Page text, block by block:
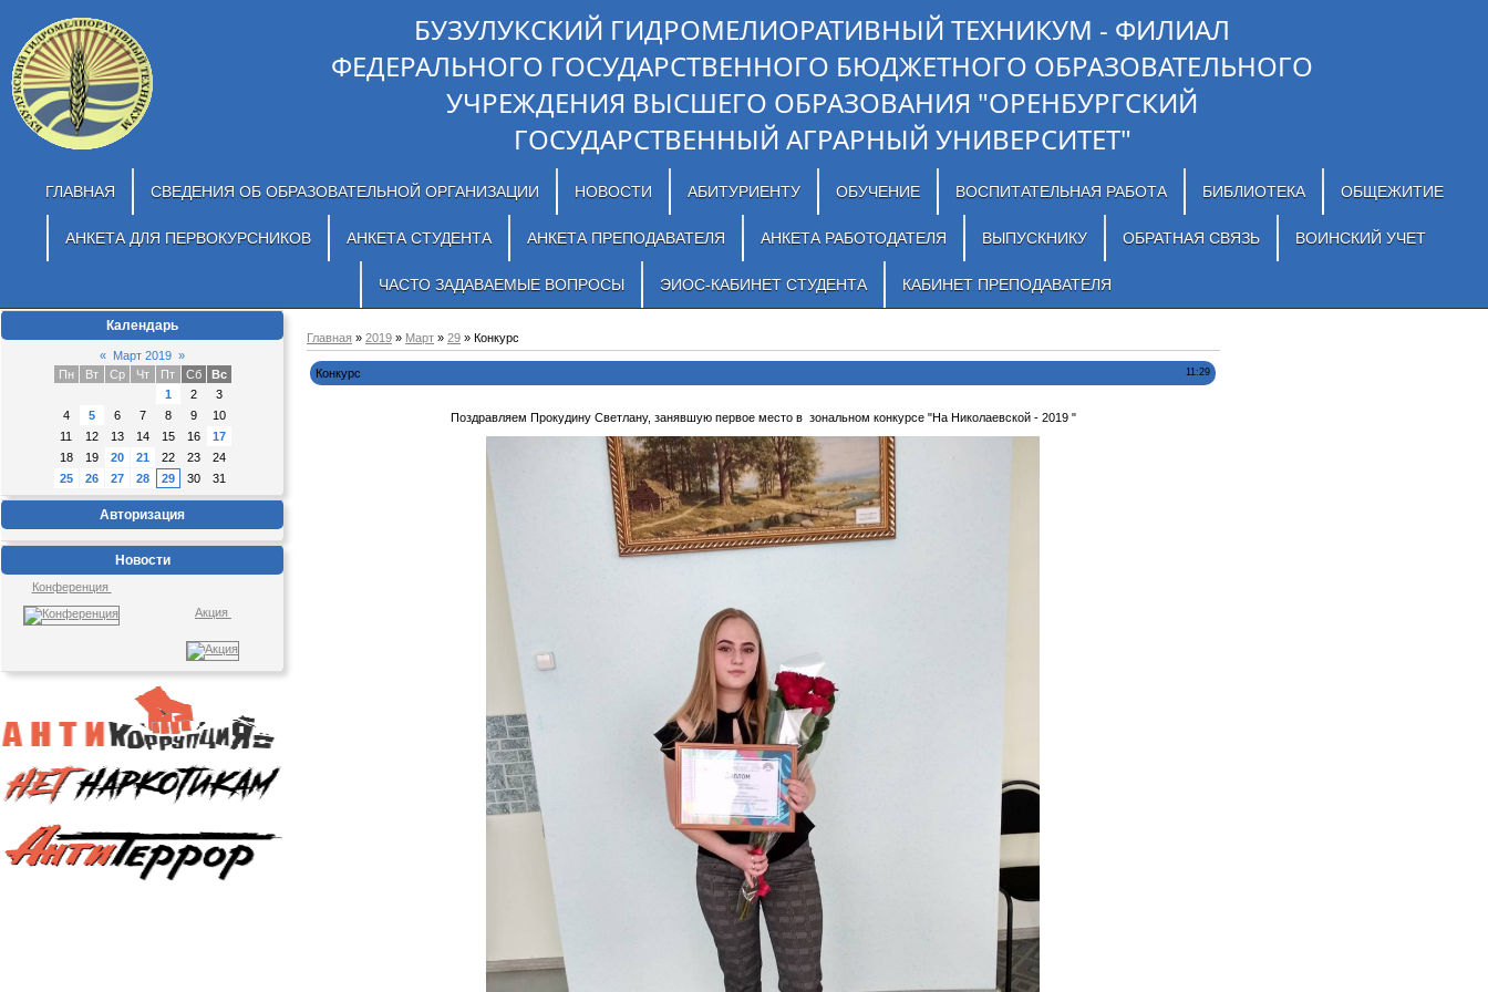
БУЗУЛУКСКИЙ ГИДРОМЕЛИОРАТИВНЫЙ ТЕХНИКУМ - ФИЛИАЛ
ФЕДЕРАЛЬНОГО ГОСУДАРСТВЕННОГО БЮДЖЕТНОГО ОБРАЗОВАТЕЛЬНОГО
УЧРЕЖДЕНИЯ ВЫСШЕГО ОБРАЗОВАНИЯ "ОРЕНБУРГСКИЙ
ГОСУДАРСТВЕННЫЙ АГРАРНЫЙ УНИВЕРСИТЕТ"
ГЛАВНАЯ СВЕДЕНИЯ ОБ ОБРАЗОВАТЕЛЬНОЙ ОРГАНИЗАЦИИ НОВОСТИ АБИТУРИЕНТУ ОБУЧЕНИЕ ВОСПИТАТЕЛЬНАЯ РАБОТА БИБЛИОТЕКА ОБЩЕЖИТИЕ
АНКЕТА ДЛЯ ПЕРВОКУРСНИКОВ АНКЕТА СТУДЕНТА АНКЕТА ПРЕПОДАВАТЕЛЯ АНКЕТА РАБОТОДАТЕЛЯ ВЫПУСКНИКУ ОБРАТНАЯ СВЯЗЬ ВОИНСКИЙ УЧЕТ
ЧАСТО ЗАДАВАЕМЫЕ ВОПРОСЫ ЭИОС-КАБИНЕТ СТУДЕНТА КАБИНЕТ ПРЕПОДАВАТЕЛЯ
Календарь
« Март 2019 »
Пн
Вт Ср Чт Пт Сб
Вс
1
2
3
4
5 6 7 8 9
10
11
12 13 14 15 16
17
18
19 20 21 22 23
24
25
26 27 28 29 30 31
Авторизация
Новости
Конференция
Акция
Главная » 2019 » Март » 29 » Конкурс
11:29
Конкурс
Поздравляем Прокудину Светлану, занявшую первое место в зональном конкурсе "На Николаевской - 2019 "